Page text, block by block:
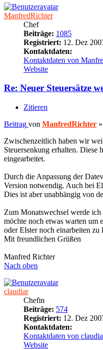
ManfredRichter
Chef
Beiträge: 1085
Registriert: 12. Dez
Kontaktdaten:
Kontaktdaten von
Website
Re: Neuer Steuersätze
Zitieren
Beitrag von ManfredRichter »
Zwischenzeitlich haben wir
Steuersenkung erhalten. Diese
eingearbeitet.
Durch die Anpassung der
Version notwendig. Auch bei
Dies ist aber unabhängig von
Zum Monatswechsel werde
möchte noch etwas warten um
oder Elster noch einarbeiten zu
Mit freundlichen Grüßen
Manfred Richter
Nach oben
claudiar
Chefin
Beiträge: 574
Registriert: 12. Dez
Kontaktdaten:
Kontaktdaten von
Website